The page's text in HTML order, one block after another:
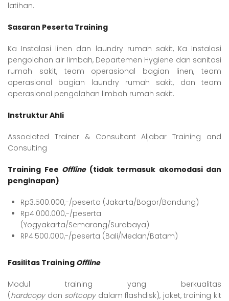
latihan.
Sasaran Peserta Training
Ka Instalasi linen dan laundry rumah sakit, Ka Instalasi
pengolahan air limbah, Departemen Hygiene dan sanitasi
rumah sakit, team operasional bagian linen, team
operasional bagian laundry rumah sakit, dan team
operasional pengolahan limbah rumah sakit.
Instruktur Ahli
Associated Trainer & Consultant Aljabar Training and
Consulting
Training Fee Offline (tidak termasuk akomodasi dan
penginapan)
Rp3.500.000,-/peserta (Jakarta/Bogor/Bandung)
Rp4.000.000,-/peserta
(Yogyakarta/Semarang/Surabaya)
RP4.500.000,-/peserta (Bali/Medan/Batam)
Fasilitas Training Offline
Modul training yang berkualitas
(hardcopydan softcopy dalam flashdisk), jaket, training kit